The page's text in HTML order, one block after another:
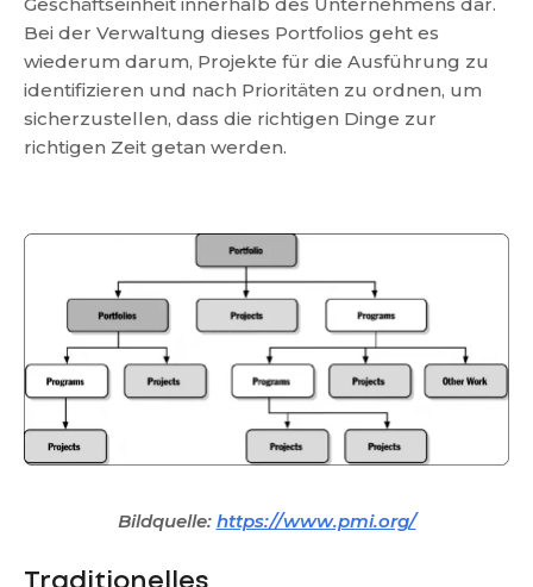
Bei der Verwaltung dieses Portfolios geht es
wiederum darum, Projekte für die Ausführung zu
identifizieren und nach Prioritäten zu ordnen, um
sicherzustellen, dass die richtigen Dinge zur
richtigen Zeit getan werden.
Bildquelle: https://www.pmi.org/